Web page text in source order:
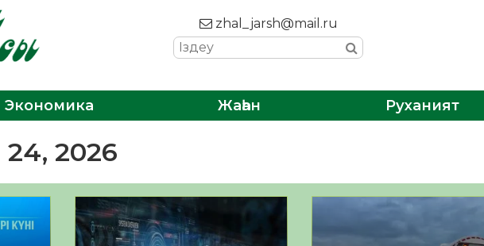
zhal_jarsh@mail.ru
Экономика Жаһан Руханият
2026